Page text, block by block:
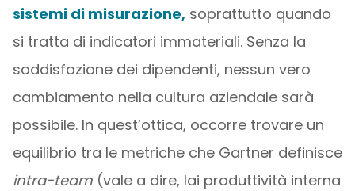
sistemi di misurazione,soprattutto quando
si tratta di indicatori immateriali. Senza la
soddisfazione dei dipendenti, nessun vero
cambiamento nella cultura aziendale sarà
possibile. In quest’ottica, occorre trovare un
equilibrio tra le metriche che Gartner definisce
intra-team(vale a dire, lai produttività interna